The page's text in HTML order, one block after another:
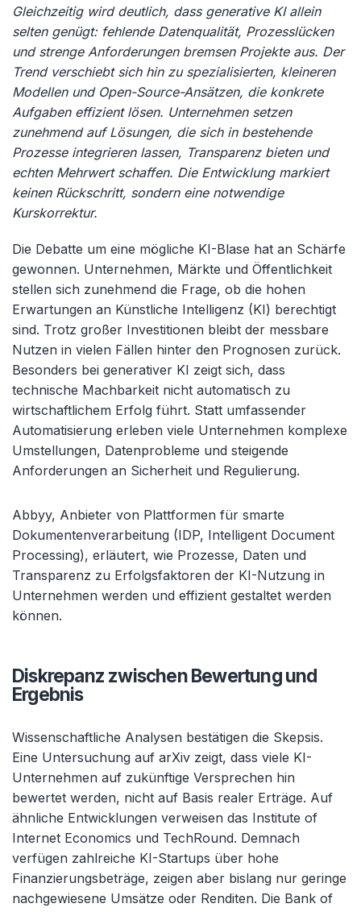
Gleichzeitig wird deutlich, dass generative KI allein
selten genügt: fehlende Datenqualität, Prozesslücken
und strenge Anforderungen bremsen Projekte aus. Der
Trend verschiebt sich hin zu spezialisierten, kleineren
Modellen und Open-Source-Ansätzen, die konkrete
Aufgaben effizient lösen. Unternehmen setzen
zunehmend auf Lösungen, die sich in bestehende
Prozesse integrieren lassen, Transparenz bieten und
echten Mehrwert schaffen. Die Entwicklung markiert
keinen Rückschritt, sondern eine notwendige
Kurskorrektur.
Die Debatte um eine mögliche KI-Blase hat an Schärfe
gewonnen. Unternehmen, Märkte und Öffentlichkeit
stellen sich zunehmend die Frage, ob die hohen
Erwartungen an Künstliche Intelligenz (KI) berechtigt
sind. Trotz großer Investitionen bleibt der messbare
Nutzen in vielen Fällen hinter den Prognosen zurück.
Besonders bei generativer KI zeigt sich, dass
technische Machbarkeit nicht automatisch zu
wirtschaftlichem Erfolg führt. Statt umfassender
Automatisierung erleben viele Unternehmen komplexe
Umstellungen, Datenprobleme und steigende
Anforderungen an Sicherheit und Regulierung.
Abbyy, Anbieter von Plattformen für smarte
Dokumentenverarbeitung (IDP, Intelligent Document
Processing), erläutert, wie Prozesse, Daten und
Transparenz zu Erfolgsfaktoren der KI-Nutzung in
Unternehmen werden und effizient gestaltet werden
können.
Diskrepanz zwischen Bewertung und
Ergebnis
Wissenschaftliche Analysen bestätigen die Skepsis.
Eine Untersuchung auf arXiv zeigt, dass viele KI-
Unternehmen auf zukünftige Versprechen hin
bewertet werden, nicht auf Basis realer Erträge. Auf
ähnliche Entwicklungen verweisen das Institute of
Internet Economics und TechRound. Demnach
verfügen zahlreiche KI-Startups über hohe
Finanzierungsbeträge, zeigen aber bislang nur geringe
nachgewiesene Umsätze oder Renditen. Die Bank of